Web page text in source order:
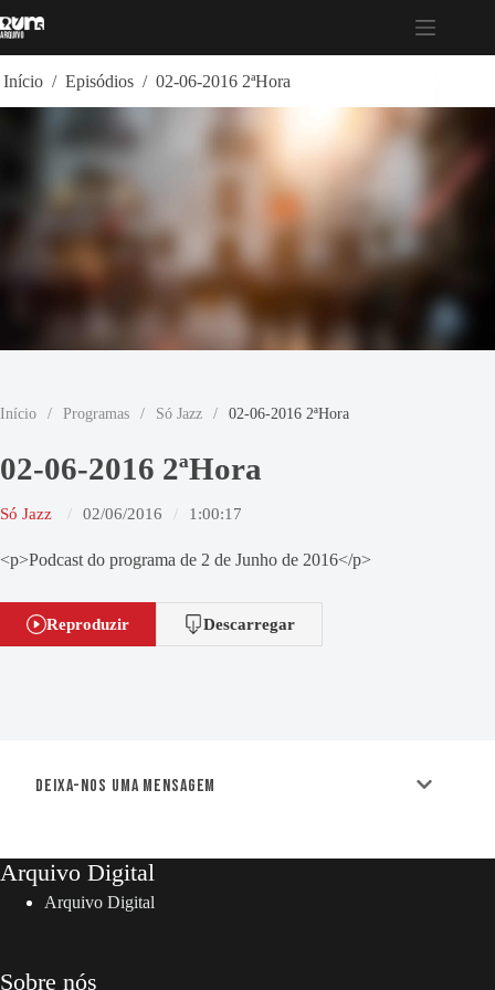
para
Início / Episódios / 02-06-2016 2ªHora
Início / Programas / Só Jazz / 02-06-2016 2ªHora
02-06-2016 2ªHora
Só Jazz 02/06/2016 1:00:17
<p>Podcast do programa de 2 de Junho de 2016</p>
Reproduzir Descarregar
Deixa-nos uma mensagem
Arquivo Digital
Arquivo Digital
Sobre nós